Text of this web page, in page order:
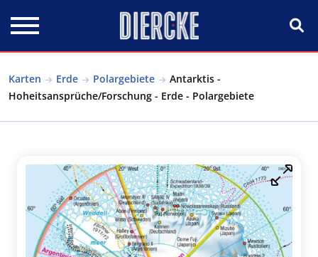
Karten Erde Polargebiete
Antarktis -
Hoheitsansprüche/Forschung - Erde - Polargebiete